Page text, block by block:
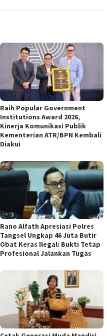
Raih Popular Government
Institutions Award 2026,
Kinerja Komunikasi Publik
Kementerian ATR/BPN Kembali
Diakui
Rano Alfath Apresiasi Polres
Tangsel Ungkap 46 Juta Butir
Obat Keras Ilegal: Bukti Tetap
Profesional Jalankan Tugas